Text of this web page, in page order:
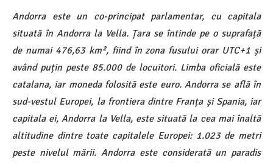
Andorra este un co-principat parlamentar, cu capitala
situată în Andorra la Vella. Țara se întinde pe o suprafață
de numai 476,63 km², fiind în zona fusului orar UTC+1 și
având puțin peste 85.000 de locuitori. Limba oficială este
catalana, iar moneda folosită este euro. Andorra se află în
sud-vestul Europei, la frontiera dintre Franța și Spania, iar
capitala ei, Andorra la Vella, este situată la cea mai înaltă
altitudine dintre toate capitalele Europei: 1.023 de metri
peste nivelul mării. Andorra este considerată un paradis